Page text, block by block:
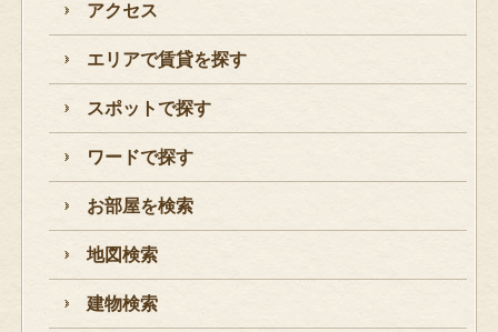
アクセス
エリアで賃貸を探す
スポットで探す
ワードで探す
お部屋を検索
地図検索
建物検索